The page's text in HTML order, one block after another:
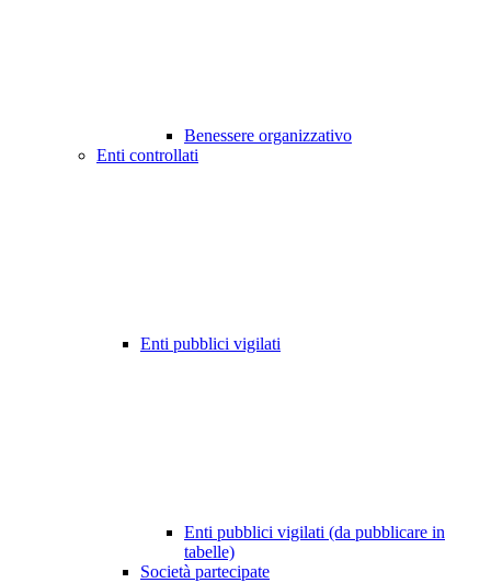
Benessere organizzativo
Enti controllati
Enti pubblici vigilati
Enti pubblici vigilati (da pubblicare in
tabelle)
Società partecipate